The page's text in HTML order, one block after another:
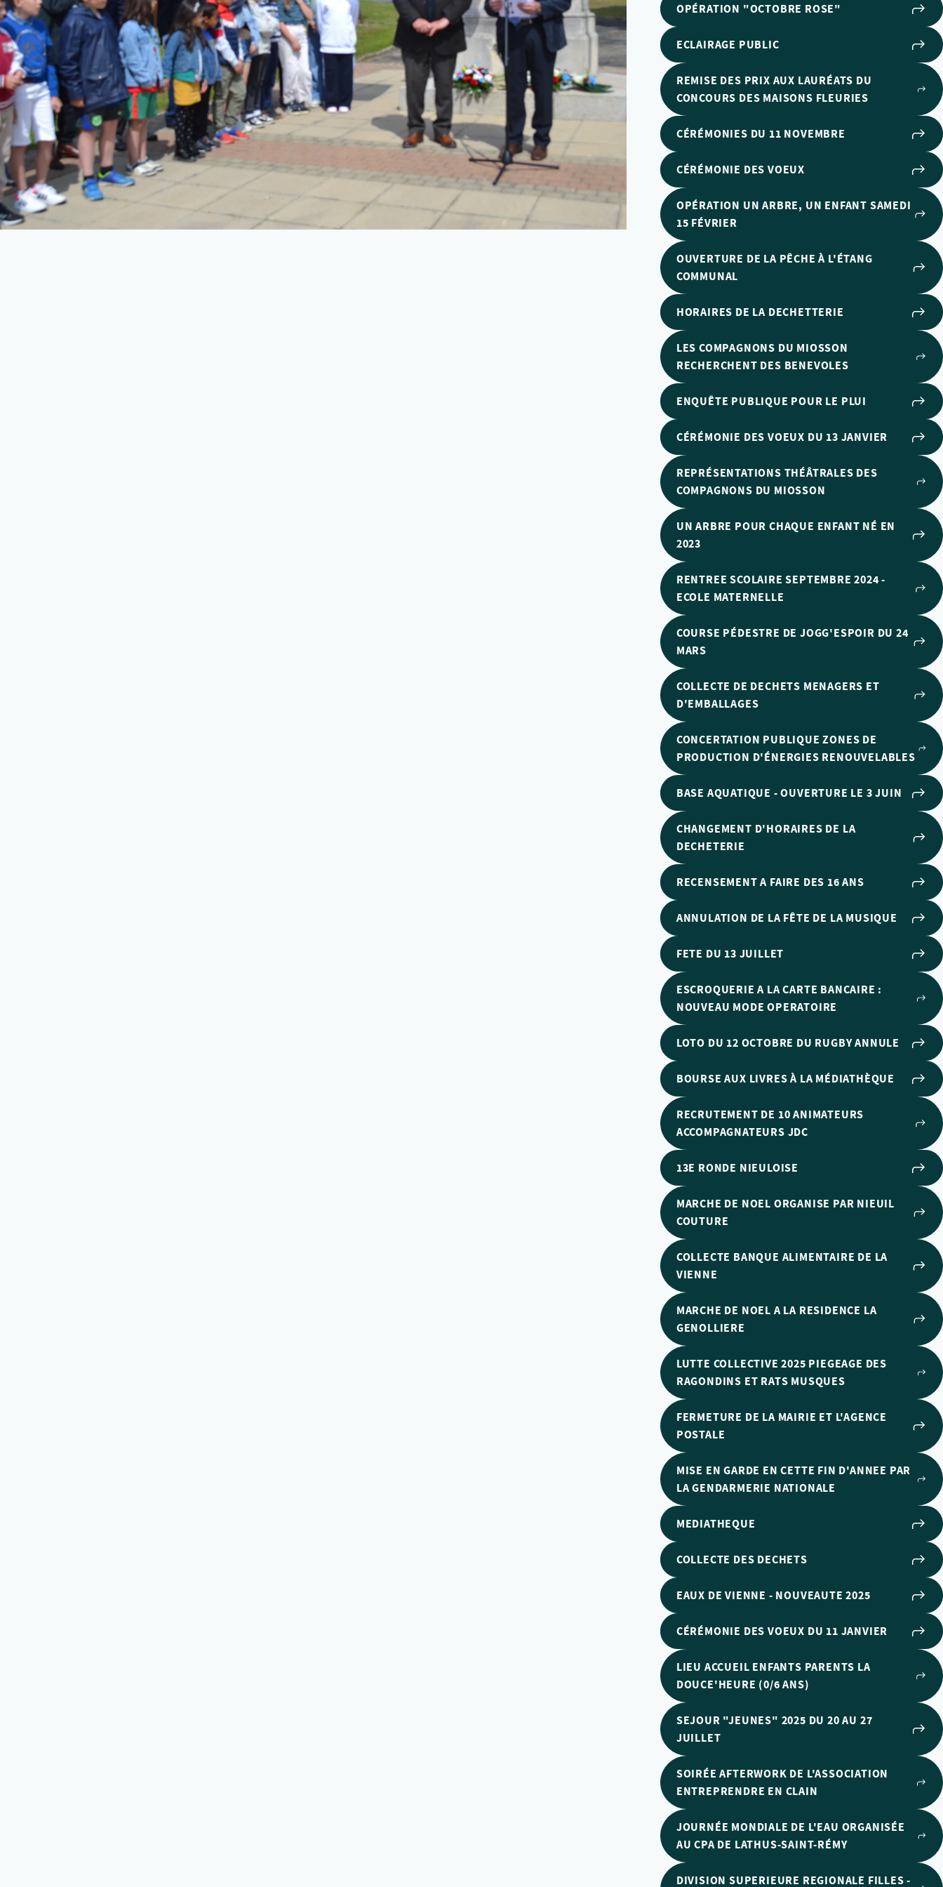
OPÉRATION "OCTOBRE ROSE"
ECLAIRAGE PUBLIC
REMISE DES PRIX AUX LAURÉATS DU
CONCOURS DES MAISONS FLEURIES
CÉRÉMONIES DU 11 NOVEMBRE
CÉRÉMONIE DES VOEUX
OPÉRATION UN ARBRE, UN ENFANT SAMEDI
15 FÉVRIER
OUVERTURE DE LA PÊCHE À L'ÉTANG
COMMUNAL
HORAIRES DE LA DECHETTERIE
LES COMPAGNONS DU MIOSSON
RECHERCHENT DES BENEVOLES
ENQUÊTE PUBLIQUE POUR LE PLUI
CÉRÉMONIE DES VOEUX DU 13 JANVIER
REPRÉSENTATIONS THÉÂTRALES DES
COMPAGNONS DU MIOSSON
UN ARBRE POUR CHAQUE ENFANT NÉ EN
2023
RENTREE SCOLAIRE SEPTEMBRE 2024 -
ECOLE MATERNELLE
COURSE PÉDESTRE DE JOGG'ESPOIR DU 24
MARS
COLLECTE DE DECHETS MENAGERS ET
D'EMBALLAGES
CONCERTATION PUBLIQUE ZONES DE
PRODUCTION D'ÉNERGIES RENOUVELABLES
BASE AQUATIQUE - OUVERTURE LE 3 JUIN
CHANGEMENT D'HORAIRES DE LA
DECHETERIE
RECENSEMENT A FAIRE DES 16 ANS
ANNULATION DE LA FÊTE DE LA MUSIQUE
FETE DU 13 JUILLET
ESCROQUERIE A LA CARTE BANCAIRE :
NOUVEAU MODE OPERATOIRE
LOTO DU 12 OCTOBRE DU RUGBY ANNULE
BOURSE AUX LIVRES À LA MÉDIATHÈQUE
RECRUTEMENT DE 10 ANIMATEURS
ACCOMPAGNATEURS JDC
13E RONDE NIEULOISE
MARCHE DE NOEL ORGANISE PAR NIEUIL
COUTURE
COLLECTE BANQUE ALIMENTAIRE DE LA
VIENNE
MARCHE DE NOEL A LA RESIDENCE LA
GENOLLIERE
LUTTE COLLECTIVE 2025 PIEGEAGE DES
RAGONDINS ET RATS MUSQUES
FERMETURE DE LA MAIRIE ET L'AGENCE
POSTALE
MISE EN GARDE EN CETTE FIN D'ANNEE PAR
LA GENDARMERIE NATIONALE
MEDIATHEQUE
COLLECTE DES DECHETS
EAUX DE VIENNE - NOUVEAUTE 2025
CÉRÉMONIE DES VOEUX DU 11 JANVIER
LIEU ACCUEIL ENFANTS PARENTS LA
DOUCE'HEURE (0/6 ANS)
SEJOUR "JEUNES" 2025 DU 20 AU 27
JUILLET
SOIRÉE AFTERWORK DE L'ASSOCIATION
ENTREPRENDRE EN CLAIN
JOURNÉE MONDIALE DE L'EAU ORGANISÉE
AU CPA DE LATHUS-SAINT-RÉMY
DIVISION SUPERIEURE REGIONALE FILLES -